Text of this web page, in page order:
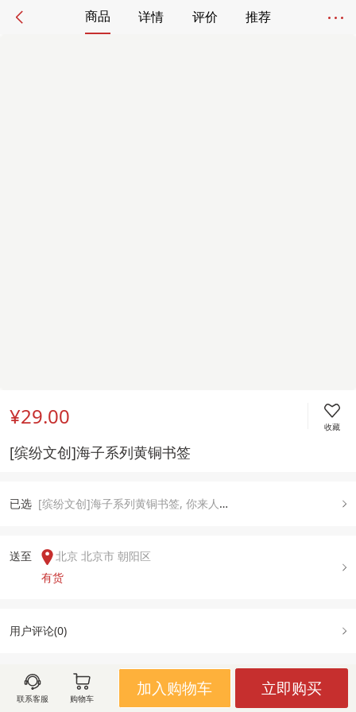
商品 详情 评价 推荐
¥29.00 收藏
[缤纷文创]海子系列黄铜书签
已选 [缤纷文创]海子系列黄铜书签, 你来人间一趟 你要看看太阳
送至
北京 北京市 朝阳区
有货
用户评论(0)
图文详情 规格属性 售后政策
联系客服 购物车
加入购物车 立即购买